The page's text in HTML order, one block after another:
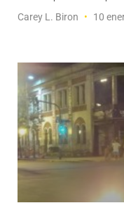
Carey L. Biron 10